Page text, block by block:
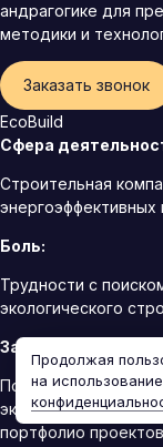
андрагогике для
методики и
Заказать звонок
EcoBuild
Сфера
Строительная
энергоэффективных
Боль:
Трудности с
экологического
Запрос клиента:
Поиск и найм
экологически
портфолио проектов
Продолжая
на